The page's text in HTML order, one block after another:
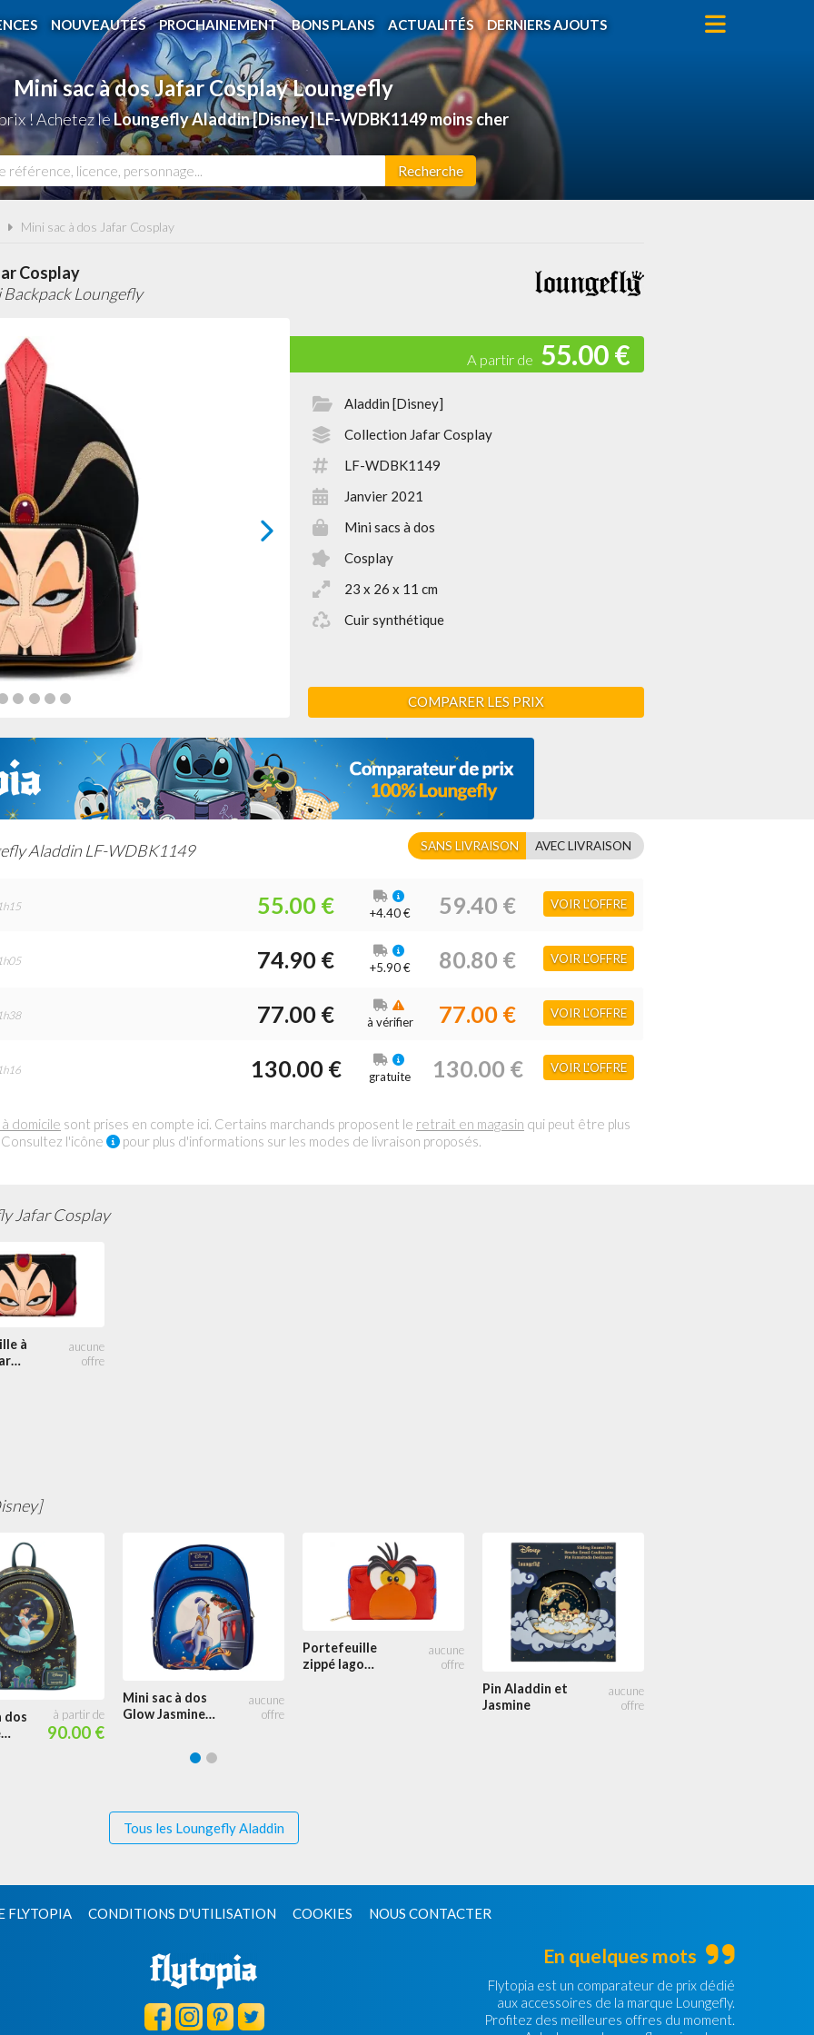
NOUVEAUTÉS PROCHAINEMENT BONS PLANS ACTUALITÉS DERNIERS AJOUTS
Mini sac à dos Jafar Cosplay Loungefly
! Achetez leLoungefly Aladdin [Disney] LF-WDBK1149 moins cher
Recherche
Mini sac à dos Jafar Cosplay
Cosplay
Loungefly
Aladdin [Disney]
Collection Jafar Cosplay
LF-WDBK1149
Janvier 2021
Mini sacs à dos
Cosplay
23 x 26 x 11 cm
Cuir synthétique
COMPARER LES PRIX
55.00 €
Aladdin LF-WDBK1149 SANS LIVRAISON AVEC LIVRAISON
55.00 € 59.40 € VOIR L'OFFRE
+4.40 €
74.90 € 80.80 € VOIR L'OFFRE
+5.90 €
77.00 € 77.00 € VOIR L'OFFRE
à vérifier
130.00 € 130.00 € VOIR L'OFFRE
gratuite
domicile sont prises en compte ici. Certains marchands proposent le retrait en magasin qui peut être plus
l'icône
pour plus d'informations sur les modes de livraison proposés.
Jafar Cosplay
à
dos
90.00 €
Mini sac à dos
Glow Jasmine
Portefeuille
zippé Iago
Pin Aladdin et
Jasmine
Tous les Loungefly Aladdin
FLYTOPIA CONDITIONS D'UTILISATION COOKIES NOUS CONTACTER
En quelques mots
Flytopia est un comparateur de prix dédié
aux accessoires de la marque Loungefly.
Profitez des meilleures offres du moment.